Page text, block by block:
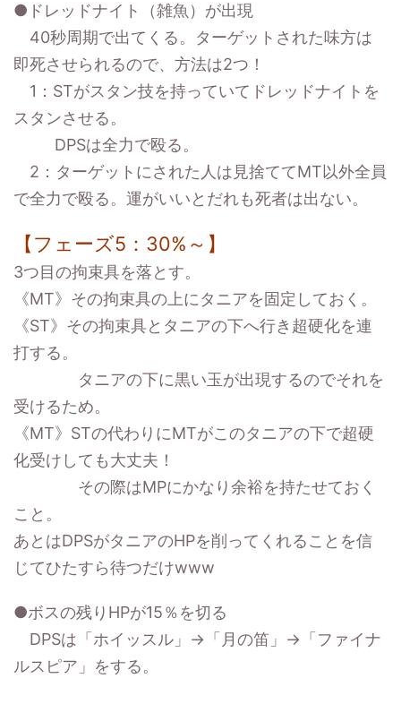
●ドレッドナイト（雑魚）が出現
40秒周期で出てくる。ターゲットされた味方は
即死させられるので、方法は2つ！
1：STがスタン技を持っていてドレッドナイトを
スタンさせる。
DPSは全力で殴る。
2：ターゲットにされた人は見捨ててMT以外全員
で全力で殴る。運がいいとだれも死者は出ない。
【フェーズ5：30%～】
3つ目の拘束具を落とす。
《MT》その拘束具の上にタニアを固定しておく。
《ST》その拘束具とタニアの下へ行き超硬化を連
打する。
タニアの下に黒い玉が出現するのでそれを
受けるため。
《MT》STの代わりにMTがこのタニアの下で超硬
化受けしても大丈夫！
その際はMPにかなり余裕を持たせておく
こと。
あとはDPSがタニアのHPを削ってくれることを信
じてひたすら待つだけwww
●ボスの残りHPが15％を切る
DPSは「ホイッスル」→「月の笛」→「ファイナ
ルスピア」をする。